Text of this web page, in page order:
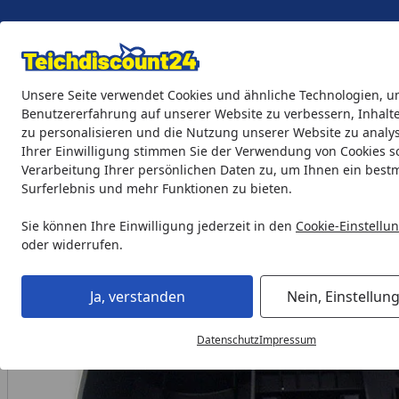
Unsere Seite verwendet Cookies und ähnliche Technologien,
Benutzererfahrung auf unserer Website zu verbessern,
zu personalisieren und die Nutzung unserer Website zu
Ihrer Einwilligung stimmen Sie der Verwendung von Cookies
Verarbeitung Ihrer persönlichen Daten zu, um Ihnen ein
Surferlebnis und mehr Funktionen zu bieten.
Sie können Ihre Einwilligung jederzeit in den Cookie-
oder widerrufen.
Ja, verstanden Nein,
DatenschutzImpressum
Eigene Montage-Teams
Teichprodukte Aquaristik Söll Teichpflege & Fischfutter
Heissner Untere Gehäuseschale für FA2000UV (ET10-FA21B)